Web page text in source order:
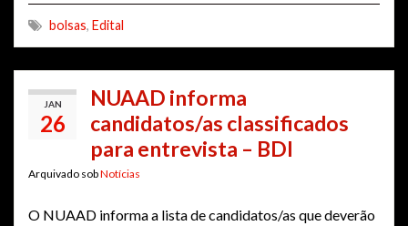
bolsas, Edital
JAN
26
NUAAD informa
candidatos/as classificados
para entrevista – BDI
Arquivado sobNotícias
O NUAAD informa a lista de candidatos/as que deverão